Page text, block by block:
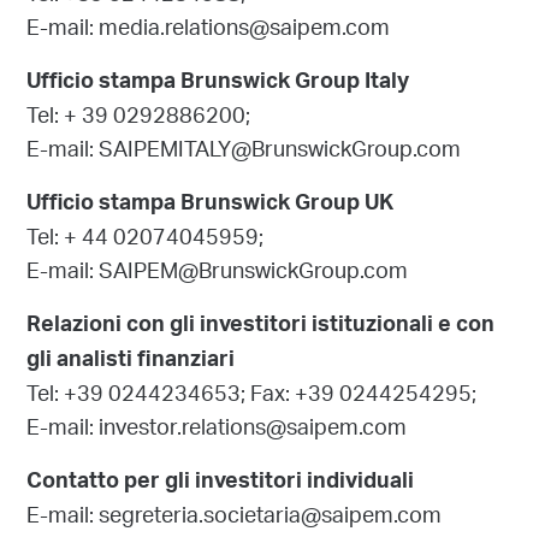
E-mail: media.relations@saipem.com
Ufficio stampa Brunswick Group Italy
Tel: + 39 0292886200;
E-mail: SAIPEMITALY@BrunswickGroup.com
Ufficio stampa Brunswick Group UK
Tel: + 44 02074045959;
E-mail: SAIPEM@BrunswickGroup.com
Relazioni con gli investitori istituzionali e con
gli analisti finanziari
Tel: +39 0244234653; Fax: +39 0244254295;
E-mail: investor.relations@saipem.com
Contatto per gli investitori individuali
E-mail: segreteria.societaria@saipem.com